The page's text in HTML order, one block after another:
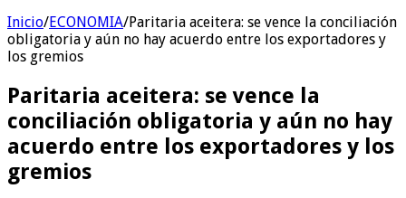
Inicio/ECONOMIA/Paritaria aceitera: se vence la conciliación
obligatoria y aún no hay acuerdo entre los exportadores y
los gremios
Paritaria aceitera: se vence la
conciliación obligatoria y aún no hay
acuerdo entre los exportadores y los
gremios